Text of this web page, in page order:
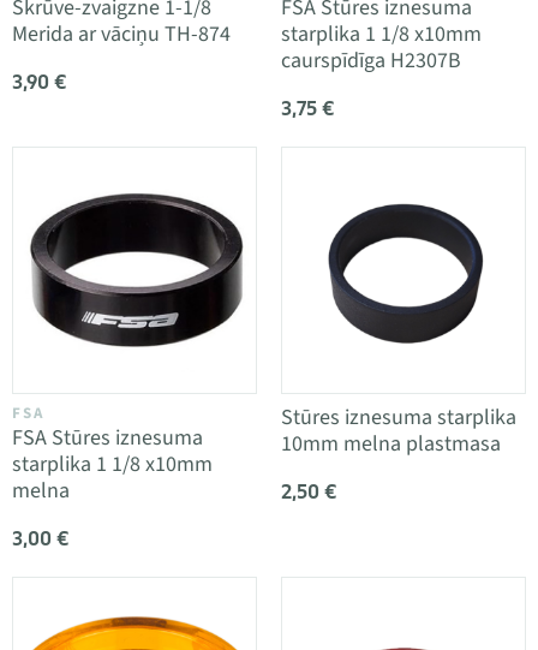
Skrūve-zvaigzne 1-1/8
Merida ar vāciņu TH-874
3,90 €
FSA Stūres iznesuma
starplika 1 1/8 x10mm
caurspīdīga H2307B
3,75 €
FSA
FSA Stūres iznesuma
starplika 1 1/8 x10mm
melna
3,00 €
Stūres iznesuma starplika
10mm melna plastmasa
2,50 €